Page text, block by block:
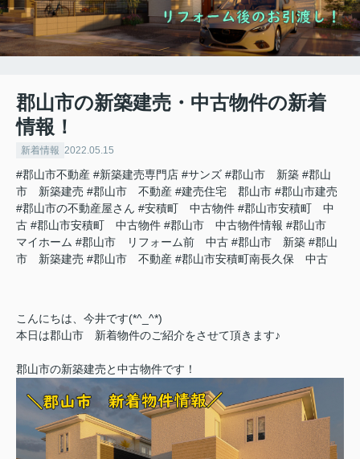
郡山市の新築建売・中古物件の新着
情報！
新着情報 2022.05.15
#郡山市不動産 #新築建売専門店 #サンズ #郡山市 新築 #郡山
市 新築建売 #郡山市 不動産 #建売住宅 郡山市 #郡山市建売
#郡山市の不動産屋さん #安積町 中古物件 #郡山市安積町 中
古 #郡山市安積町 中古物件 #郡山市 中古物件情報 #郡山市
マイホーム #郡山市 リフォーム前 中古 #郡山市 新築 #郡山
市 新築建売 #郡山市 不動産 #郡山市安積町南長久保 中古
こんにちは、今井です(*^_^*)
本日は郡山市 新着物件のご紹介をさせて頂きます♪
郡山市の新築建売と中古物件です！